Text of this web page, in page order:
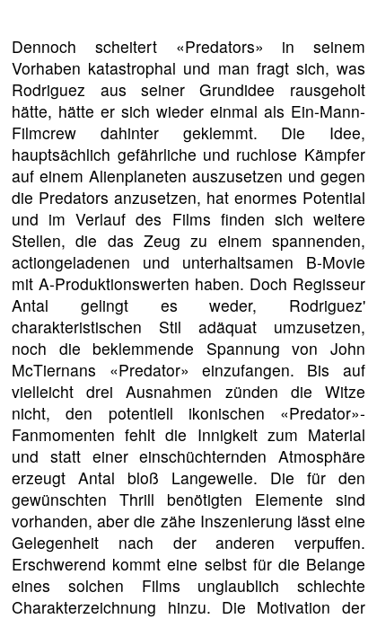
Dennoch scheitert «Predators» in seinem
Vorhaben katastrophal und man fragt sich, was
Rodriguez aus seiner Grundidee rausgeholt
hätte, hätte er sich wieder einmal als Ein-Mann-
Filmcrew dahinter geklemmt. Die Idee,
hauptsächlich gefährliche und ruchlose Kämpfer
auf einem Alienplaneten auszusetzen und gegen
die Predators anzusetzen, hat enormes Potential
und im Verlauf des Films finden sich weitere
Stellen, die das Zeug zu einem spannenden,
actiongeladenen und unterhaltsamen B-Movie
mit A-Produktionswerten haben. Doch Regisseur
Antal gelingt es weder, Rodriguez'
charakteristischen Stil adäquat umzusetzen,
noch die beklemmende Spannung von John
McTiernans «Predator» einzufangen. Bis auf
vielleicht drei Ausnahmen zünden die Witze
nicht, den potentiell ikonischen «Predator»-
Fanmomenten fehlt die Innigkeit zum Material
und statt einer einschüchternden Atmosphäre
erzeugt Antal bloß Langeweile. Die für den
gewünschten Thrill benötigten Elemente sind
vorhanden, aber die zähe Inszenierung lässt eine
Gelegenheit nach der anderen verpuffen.
Erschwerend kommt eine selbst für die Belange
eines solchen Films unglaublich schlechte
Charakterzeichnung hinzu. Die Motivation der